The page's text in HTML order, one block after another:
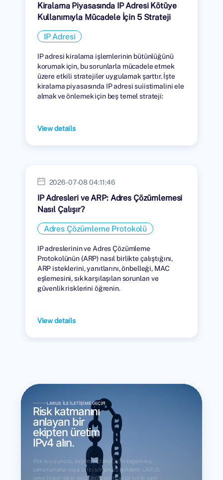
Kiralama Piyasasında IP Adresi Kötüye
Kullanımıyla Mücadele İçin 5 Strateji
IP Adresi
IP adresi kiralama işlemlerinin bütünlüğünü
korumak için, bu sorunlarla mücadele etmek
üzere etkili stratejiler uygulamak şarttır. İşte
kiralama piyasasında IP adresi suiistimalini ele
almak ve önlemek için beş temel strateji:
View details
2026-07-08 04:11:46
IP Adresleri ve ARP: Adres Çözümlemesi
Nasıl Çalışır?
Adres Çözümleme Protokolü
IP adreslerinin ve Adres Çözümleme
Protokolünün (ARP) nasıl birlikte çalıştığını,
ARP isteklerini, yanıtlarını, önbelleği, MAC
eşlemesini, sık karşılaşılan sorunları ve
güvenlik risklerini öğrenin.
View details
LARUS ILE İLETIŞIME GEÇIN
Risk katmanını
anlayan bir
ekipten üretim
IPv4 alın.
Blok boyutunuzu, dağıtım profilinizi, ASN bağlamınızı,
zamanlamanızı veya satıcı sorgunuzu gönderin. LARUS,
genel broker diliyle değil, doğrudan ticari bir yol ile yanıt